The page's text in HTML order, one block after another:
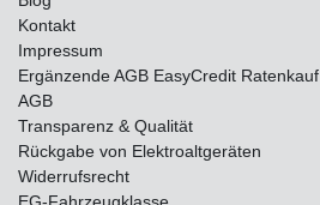
Kontakt
Impressum
Ergänzende AGB EasyCredit Ratenkauf
AGB
Transparenz & Qualität
Rückgabe von Elektroaltgeräten
Widerrufsrecht